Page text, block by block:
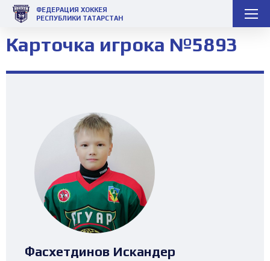
ФЕДЕРАЦИЯ ХОККЕЯ
РЕСПУБЛИКИ ТАТАРСТАН
Карточка игрока №5893
Фасхетдинов Искандер